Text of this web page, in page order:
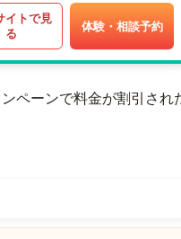
イトで見
る
体験・相談予約
ペーンで料金が割引され